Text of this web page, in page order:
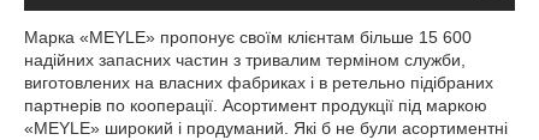
Марка «MEYLE» пропонує своїм клієнтам більше 15 600
надійних запасних частин з тривалим терміном служби,
виготовлених на власних фабриках і в ретельно підібраних
партнерів по кооперації. Асортимент продукції під маркою
«MEYLE» широкий і продуманий. Які б не були асортиментні